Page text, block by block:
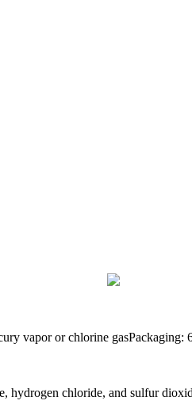
vapor or chlorine
chloride, and sulfur